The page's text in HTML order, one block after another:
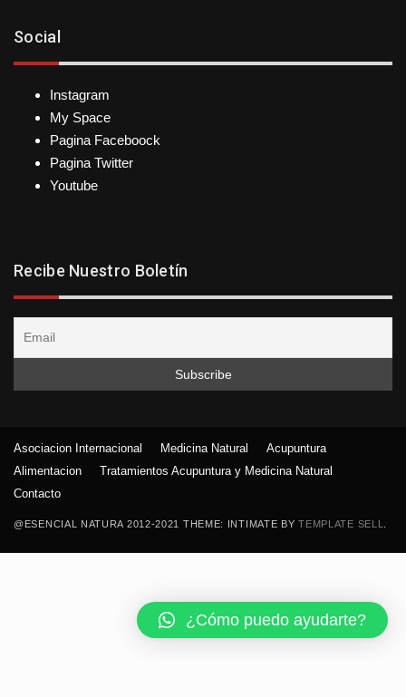
Social
Instagram
My Space
Pagina Faceboock
Pagina Twitter
Youtube
Recibe Nuestro Boletín
@ESENCIAL NATURA 2012-2021 THEME: INTIMATE BYTEMPLATE SELL
Asociacion Internacional Medicina Natural
Acupuntura
Alimentacion
Tratamientos Acupuntura y Medicina Natural
Contacto
¿Cómo puedo ayudarte?